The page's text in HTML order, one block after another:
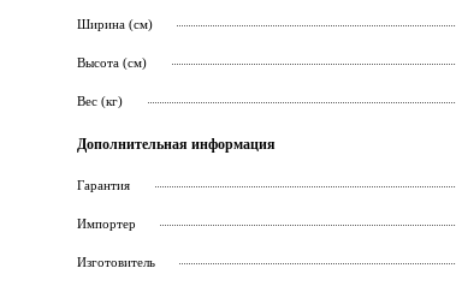
Ширина (см)
Высота (см)
Вес (кг)
Дополнительная информация
Гарантия
Импортер
Изготовитель